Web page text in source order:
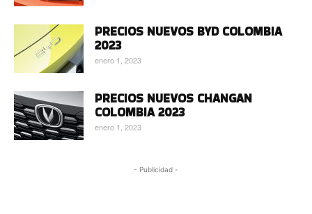
PRECIOS NUEVOS BYD COLOMBIA
2023
enero 1, 2023
PRECIOS NUEVOS CHANGAN
COLOMBIA 2023
enero 1, 2023
- Publicidad -